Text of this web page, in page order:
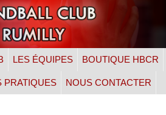
LES ÉQUIPES BOUTIQUE HBCR
PRATIQUES NOUS CONTACTER
cookies